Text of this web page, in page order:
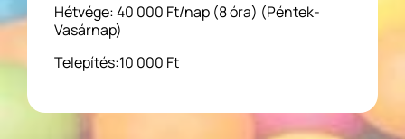
Hétvége: 40 000 Ft/nap (8 óra) (Péntek-
Vasárnap)
Telepítés:10 000 Ft